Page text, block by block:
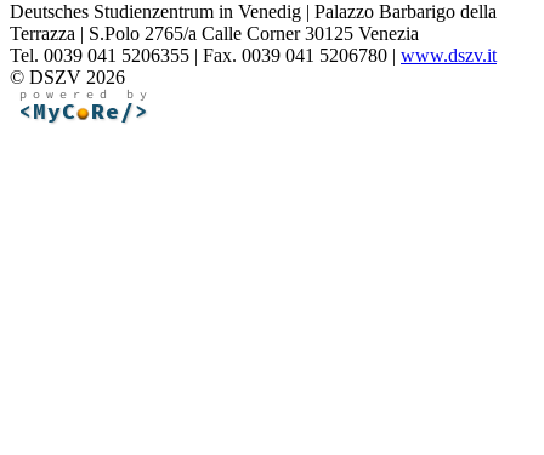
Deutsches Studienzentrum in Venedig | Palazzo Barbarigo della
Terrazza | S.Polo 2765/a Calle Corner 30125 Venezia
Tel. 0039 041 5206355 | Fax. 0039 041 5206780 | www.dszv.it
© DSZV 2026